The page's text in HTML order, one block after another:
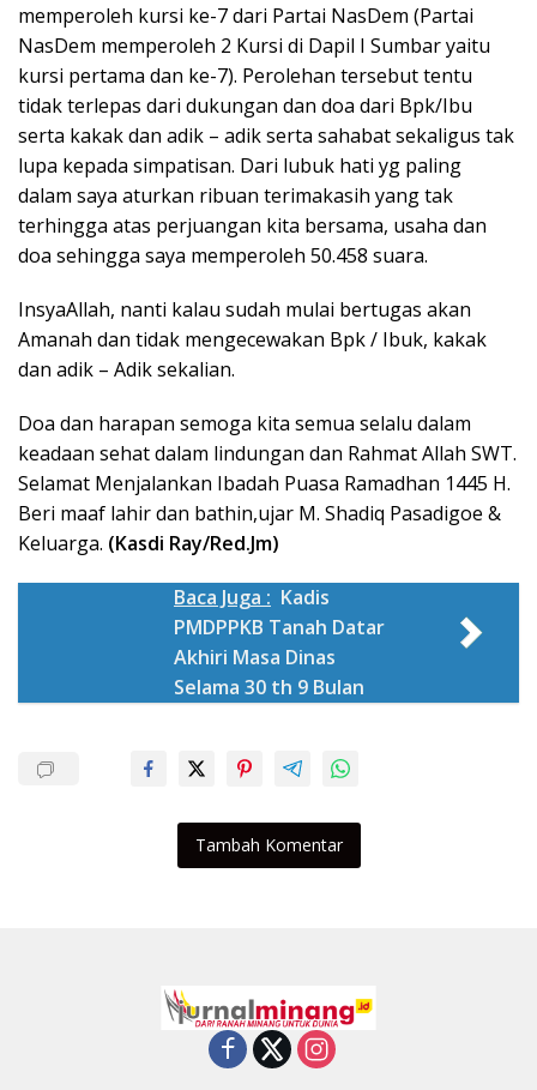
memperoleh kursi ke-7 dari Partai NasDem (Partai
NasDem memperoleh 2 Kursi di Dapil I Sumbar yaitu
kursi pertama dan ke-7). Perolehan tersebut tentu
tidak terlepas dari dukungan dan doa dari Bpk/Ibu
serta kakak dan adik – adik serta sahabat sekaligus tak
lupa kepada simpatisan. Dari lubuk hati yg paling
dalam saya aturkan ribuan terimakasih yang tak
terhingga atas perjuangan kita bersama, usaha dan
doa sehingga saya memperoleh 50.458 suara.
InsyaAllah, nanti kalau sudah mulai bertugas akan
Amanah dan tidak mengecewakan Bpk / Ibuk, kakak
dan adik – Adik sekalian.
Doa dan harapan semoga kita semua selalu dalam
keadaan sehat dalam lindungan dan Rahmat Allah SWT.
Selamat Menjalankan Ibadah Puasa Ramadhan 1445 H.
Beri maaf lahir dan bathin,ujar M. Shadiq Pasadigoe &
Keluarga. (Kasdi Ray/Red.Jm)
Baca Juga : Kadis
PMDPPKB Tanah Datar
Akhiri Masa Dinas
Selama 30 th 9 Bulan
Tambah Komentar